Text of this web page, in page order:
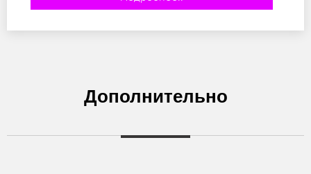
Дополнительно